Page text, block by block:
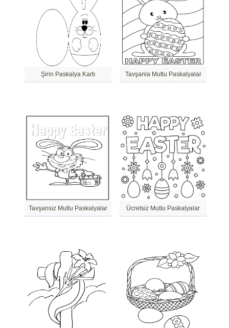
Şirin Paskalya Kartı Tavşanla Mutlu Paskalyalar
Tavşansız Mutlu Paskalyalar Ücretsiz Mutlu Paskalyalar